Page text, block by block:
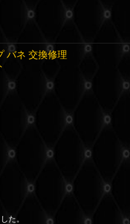
バネ 交換修理
た。